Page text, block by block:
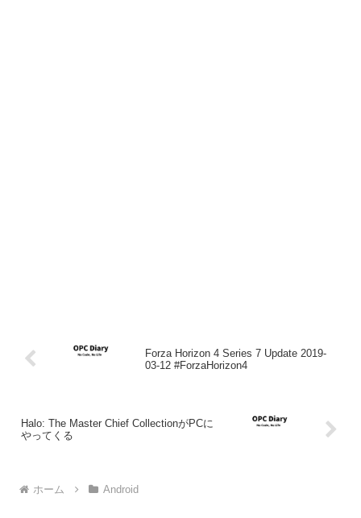
Forza Horizon 4 Series 7 Update 2019-
03-12 #ForzaHorizon4
Halo: The Master Chief CollectionがPCに
やってくる
ホーム Android